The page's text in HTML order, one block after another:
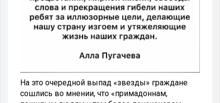
На это очередной выпад «звезды» граждане
сошлись во мнении, что «примадоннам,